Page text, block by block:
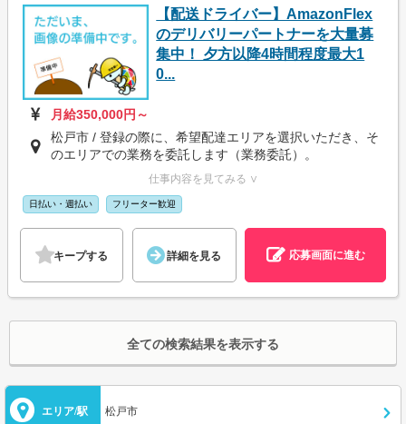
【配送ドライバー】AmazonFlex
のデリバリーパートナーを大量募
集中！ 夕方以降4時間程度最大1
0...
月給350,000円～
松戸市 / 登録の際に、希望配達エリアを選択いただき、そ
のエリアでの業務を委託します（業務委託）。
仕事内容を見てみる ∨
日払い・週払い フリーター歓迎
キープする 詳細を見る 応募画面に進む
全ての検索結果を表示する
エリア/駅 松戸市